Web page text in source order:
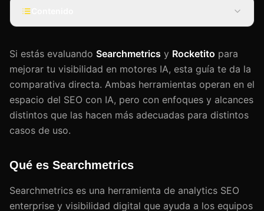
Si estás evaluando Searchmetrics y Rocketito para
mejorar tu visibilidad en motores IA, esta guía te da la
comparativa directa. Ambas herramientas operan en el
espacio del SEO con IA, pero con enfoques y alcances
distintos que las hacen más adecuadas para distintos
casos de uso.
Qué es Searchmetrics
Searchmetrics es una herramienta de analytics SEO
enterprise y visibilidad digital que ayuda a los equipos